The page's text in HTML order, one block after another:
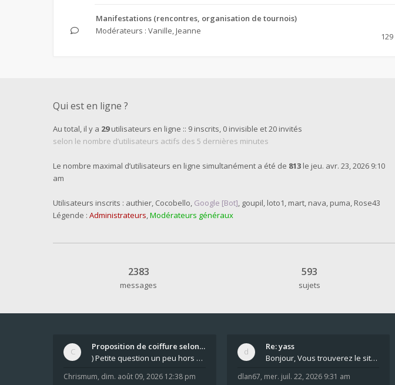
Manifestations (rencontres, organisation de tournois)
Modérateurs : Vanille, Jeanne
129
Qui est en ligne ?
Au total, il y a 29utilisateurs en ligne :: 9 inscrits, 0 invisible et 20 invités
selon le nombre d’utilisateurs actifs des 5 dernières minutes
Le nombre maximal d’utilisateurs en ligne simultanément a été de 813 le jeu. avr. 23, 2026 9:10
am
Utilisateurs inscrits : authier, Cocobello, Google [Bot], goupil, loto1, mart, nava, puma, Rose43
Légende : Administrateurs,Modérateurs généraux
2383
messages
593
sujets
Proposition de coiffure selon la forme du visage.
) Petite question un peu hors sujet mais qui peut
Chrismum, dim. août 09, 2026 12:38 pm
Re: yass
Bonjour, Vous trouverez le site ici dans le foru
dlan67, mer. juil. 22, 2026 9:31 am